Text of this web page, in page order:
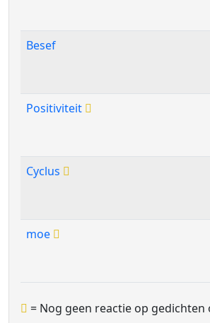
Besef
Positiviteit
Cyclus
moe
= Nog geen reactie op gedichten